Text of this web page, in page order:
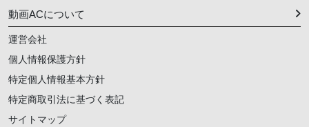
動画ACについて
運営会社
個人情報保護方針
特定個人情報基本方針
特定商取引法に基づく表記
サイトマップ